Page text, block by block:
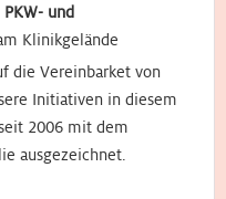
PKW- und
Klinikgelände
die Vereinbarket von
Initiativen in diesem
2006 mit dem
ausgezeichnet.